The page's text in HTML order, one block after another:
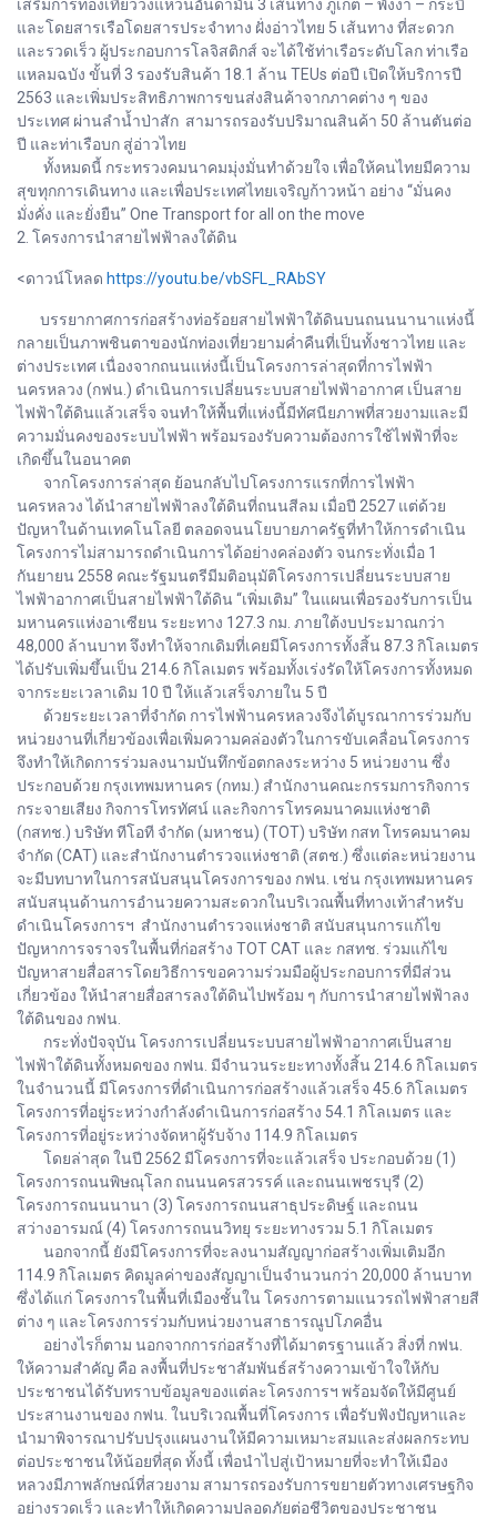
เสริมการท่องเที่ยววงแหวนอันดามัน 3 เส้นทาง ภูเก็ต – พังงา – กระบี่
และโดยสารเรือโดยสารประจำทาง ฝั่งอ่าวไทย 5 เส้นทาง ที่สะดวก
และรวดเร็ว ผู้ประกอบการโลจิสติกส์ จะได้ใช้ท่าเรือระดับโลก ท่าเรือ
แหลมฉบัง ขั้นที่ 3 รองรับสินค้า 18.1 ล้าน TEUs ต่อปี เปิดให้บริการปี
2563 และเพิ่มประสิทธิภาพการขนส่งสินค้าจากภาคต่าง ๆ ของ
ประเทศ ผ่านลำน้ำป่าสัก สามารถรองรับปริมาณสินค้า 50 ล้านตันต่อ
ปี และท่าเรือบก สู่อ่าวไทย
ทั้งหมดนี้ กระทรวงคมนาคมมุ่งมั่นทำด้วยใจ เพื่อให้คนไทยมีความ
สุขทุกการเดินทาง และเพื่อประเทศไทยเจริญก้าวหน้า อย่าง “มั่นคง
มั่งคั่ง และยั่งยืน” One Transport for all on the move
2. โครงการนำสายไฟฟ้าลงใต้ดิน
<ดาวน์โหลด https://youtu.be/vbSFL_RAbSY
บรรยากาศการก่อสร้างท่อร้อยสายไฟฟ้าใต้ดินบนถนนนานาแห่งนี้
กลายเป็นภาพชินตาของนักท่องเที่ยวยามค่ำคืนที่เป็นทั้งชาวไทย และ
ต่างประเทศ เนื่องจากถนนแห่งนี้เป็นโครงการล่าสุดที่การไฟฟ้า
นครหลวง (กฟน.) ดำเนินการเปลี่ยนระบบสายไฟฟ้าอากาศ เป็นสาย
ไฟฟ้าใต้ดินแล้วเสร็จ จนทำให้พื้นที่แห่งนี้มีทัศนียภาพที่สวยงามและมี
ความมั่นคงของระบบไฟฟ้า พร้อมรองรับความต้องการใช้ไฟฟ้าที่จะ
เกิดขึ้นในอนาคต
จากโครงการล่าสุด ย้อนกลับไปโครงการแรกที่การไฟฟ้า
นครหลวง ได้นำสายไฟฟ้าลงใต้ดินที่ถนนสีลม เมื่อปี 2527 แต่ด้วย
ปัญหาในด้านเทคโนโลยี ตลอดจนนโยบายภาครัฐที่ทำให้การดำเนิน
โครงการไม่สามารถดำเนินการได้อย่างคล่องตัว จนกระทั่งเมื่อ 1
กันยายน 2558 คณะรัฐมนตรีมีมติอนุมัติโครงการเปลี่ยนระบบสาย
ไฟฟ้าอากาศเป็นสายไฟฟ้าใต้ดิน “เพิ่มเติม” ในแผนเพื่อรองรับการเป็น
มหานครแห่งอาเซียน ระยะทาง 127.3 กม. ภายใต้งบประมาณกว่า
48,000 ล้านบาท จึงทำให้จากเดิมที่เคยมีโครงการทั้งสิ้น 87.3 กิโลเมตร
ได้ปรับเพิ่มขึ้นเป็น 214.6 กิโลเมตร พร้อมทั้งเร่งรัดให้โครงการทั้งหมด
จากระยะเวลาเดิม 10 ปี ให้แล้วเสร็จภายใน 5 ปี
ด้วยระยะเวลาที่จำกัด การไฟฟ้านครหลวงจึงได้บูรณาการร่วมกับ
หน่วยงานที่เกี่ยวข้องเพื่อเพิ่มความคล่องตัวในการขับเคลื่อนโครงการ
จึงทำให้เกิดการร่วมลงนามบันทึกข้อตกลงระหว่าง 5 หน่วยงาน ซึ่ง
ประกอบด้วย กรุงเทพมหานคร (กทม.) สำนักงานคณะกรรมการกิจการ
กระจายเสียง กิจการโทรทัศน์ และกิจการโทรคมนาคมแห่งชาติ
(กสทช.) บริษัท ทีโอที จำกัด (มหาชน) (TOT) บริษัท กสท โทรคมนาคม
จำกัด (CAT) และสำนักงานตำรวจแห่งชาติ (สตช.) ซึ่งแต่ละหน่วยงาน
จะมีบทบาทในการสนับสนุนโครงการของ กฟน. เช่น กรุงเทพมหานคร
สนับสนุนด้านการอำนวยความสะดวกในบริเวณพื้นที่ทางเท้าสำหรับ
ดำเนินโครงการฯ สำนักงานตำรวจแห่งชาติ สนับสนุนการแก้ไข
ปัญหาการจราจรในพื้นที่ก่อสร้าง TOT CAT และ กสทช. ร่วมแก้ไข
ปัญหาสายสื่อสารโดยวิธีการขอความร่วมมือผู้ประกอบการที่มีส่วน
เกี่ยวข้อง ให้นำสายสื่อสารลงใต้ดินไปพร้อม ๆ กับการนำสายไฟฟ้าลง
ใต้ดินของ กฟน.
กระทั่งปัจจุบัน โครงการเปลี่ยนระบบสายไฟฟ้าอากาศเป็นสาย
ไฟฟ้าใต้ดินทั้งหมดของ กฟน. มีจำนวนระยะทางทั้งสิ้น 214.6 กิโลเมตร
ในจำนวนนี้ มีโครงการที่ดำเนินการก่อสร้างแล้วเสร็จ 45.6 กิโลเมตร
โครงการที่อยู่ระหว่างกำลังดำเนินการก่อสร้าง 54.1 กิโลเมตร และ
โครงการที่อยู่ระหว่างจัดหาผู้รับจ้าง 114.9 กิโลเมตร
โดยล่าสุด ในปี 2562 มีโครงการที่จะแล้วเสร็จ ประกอบด้วย (1)
โครงการถนนพิษณุโลก ถนนนครสวรรค์ และถนนเพชรบุรี (2)
โครงการถนนนานา (3) โครงการถนนสาธุประดิษฐ์ และถนน
สว่างอารมณ์ (4) โครงการถนนวิทยุ ระยะทางรวม 5.1 กิโลเมตร
นอกจากนี้ ยังมีโครงการที่จะลงนามสัญญาก่อสร้างเพิ่มเติมอีก
114.9 กิโลเมตร คิดมูลค่าของสัญญาเป็นจำนวนกว่า 20,000 ล้านบาท
ซึ่งได้แก่ โครงการในพื้นที่เมืองชั้นใน โครงการตามแนวรถไฟฟ้าสายสี
ต่าง ๆ และโครงการร่วมกับหน่วยงานสาธารณูปโภคอื่น
อย่างไรก็ตาม นอกจากการก่อสร้างที่ได้มาตรฐานแล้ว สิ่งที่ กฟน.
ให้ความสำคัญ คือ ลงพื้นที่ประชาสัมพันธ์สร้างความเข้าใจให้กับ
ประชาชนได้รับทราบข้อมูลของแต่ละโครงการฯ พร้อมจัดให้มีศูนย์
ประสานงานของ กฟน. ในบริเวณพื้นที่โครงการ เพื่อรับฟังปัญหาและ
นำมาพิจารณาปรับปรุงแผนงานให้มีความเหมาะสมและส่งผลกระทบ
ต่อประชาชนให้น้อยที่สุด ทั้งนี้ เพื่อนำไปสู่เป้าหมายที่จะทำให้เมือง
หลวงมีภาพลักษณ์ที่สวยงาม สามารถรองรับการขยายตัวทางเศรษฐกิจ
อย่างรวดเร็ว และทำให้เกิดความปลอดภัยต่อชีวิตของประชาชน